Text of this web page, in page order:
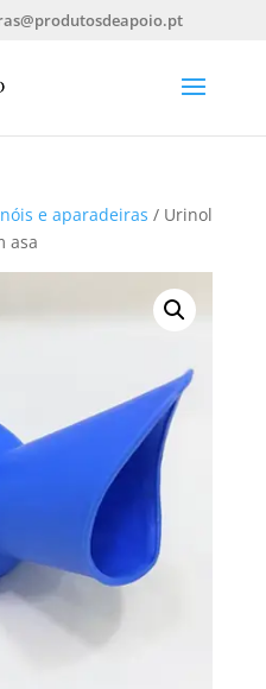
e aparadeiras / Urinol
asa